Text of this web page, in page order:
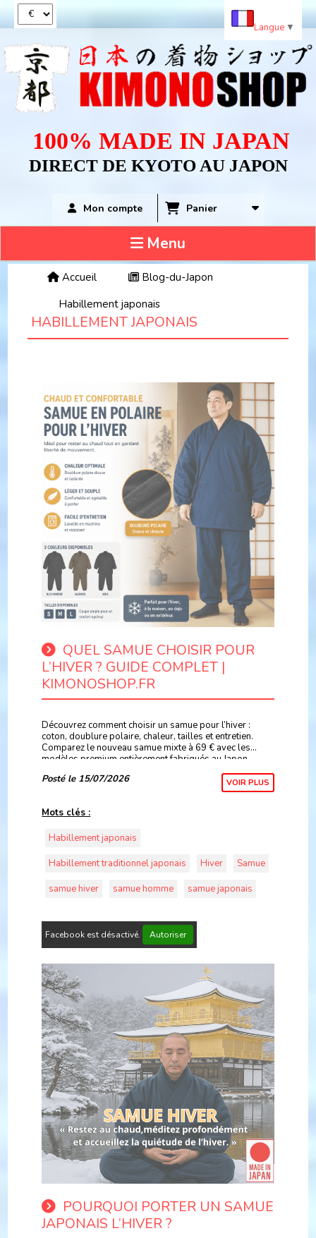
100% MADE IN JAPAN
DIRECT DE KYOTO AU JAPON
Mon compte Panier
Menu
Accueil
Blog-du-Japon
Habillement japonais
HABILLEMENT JAPONAIS
QUEL SAMUE CHOISIR POUR
L’HIVER ? GUIDE COMPLET |
KIMONOSHOP.FR
Découvrez comment choisir un samue pour l’hiver :
coton, doublure polaire, chaleur, tailles et entretien.
Comparez le nouveau samue mixte à 69 € avec les
modèles premium entièrement fabriqués au Japon
Posté le 15/07/2026 VOIR PLUS
Mots clés :
Habillement japonais
Habillement traditionnel japonais
Hiver
Samue
samue hiver
samue homme samue japonais
Facebook est désactivé. Autoriser
POURQUOI PORTER UN SAMUE
JAPONAIS L’HIVER ?
Langue ▼
Panneau de gestion des cookies